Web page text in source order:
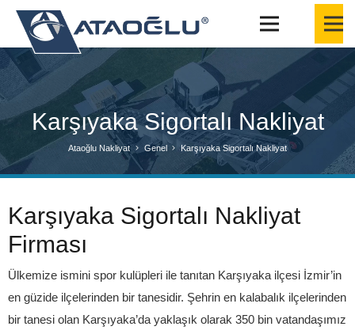
Karşıyaka Sigortalı Nakliyat
Ataoğlu Nakliyat Genel Karşıyaka Sigortalı Nakliyat
Karşıyaka Sigortalı Nakliyat
Firması
Ülkemize ismini spor kulüpleri ile tanıtan Karşıyaka ilçesi İzmir’in
en güzide ilçelerinden bir tanesidir. Şehrin en kalabalık ilçelerinden
bir tanesi olan Karşıyaka’da yaklaşık olarak 350 bin vatandaşımız